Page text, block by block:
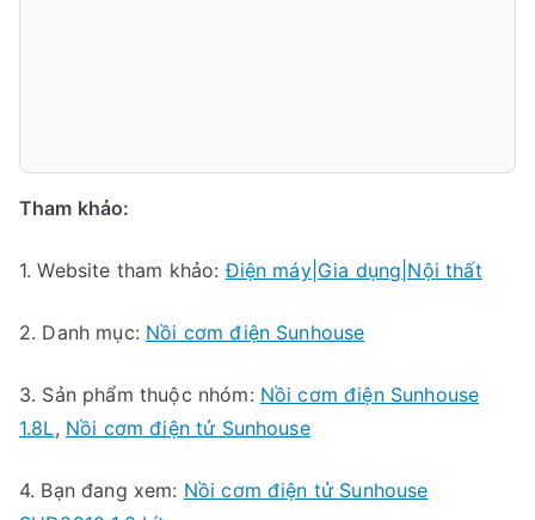
Tham khảo:
1. Website tham khảo:Điện máy|Gia dụng|Nội thất
2. Danh mục: Nồi cơm điện Sunhouse
3. Sản phẩm thuộc nhóm: Nồi cơm điện Sunhouse
1.8L, Nồi cơm điện tử Sunhouse
4. Bạn đang xem: Nồi cơm điện tử Sunhouse